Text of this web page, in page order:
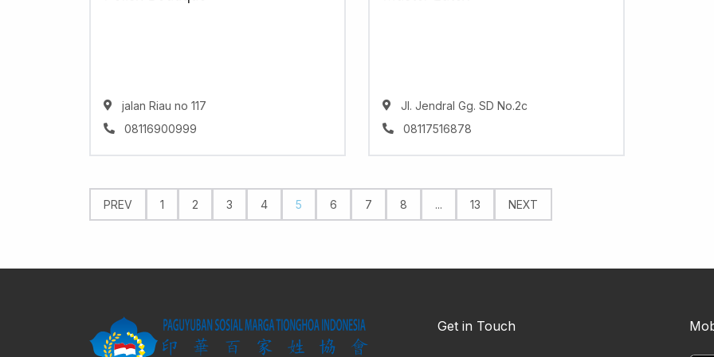
jalan Riau no 117
08116900999
Jl. Jendral Gg. SD No.2c
08117516878
PREV 1 2 3 4 5 6 7 8 ... 13 NEXT
Get in Touch